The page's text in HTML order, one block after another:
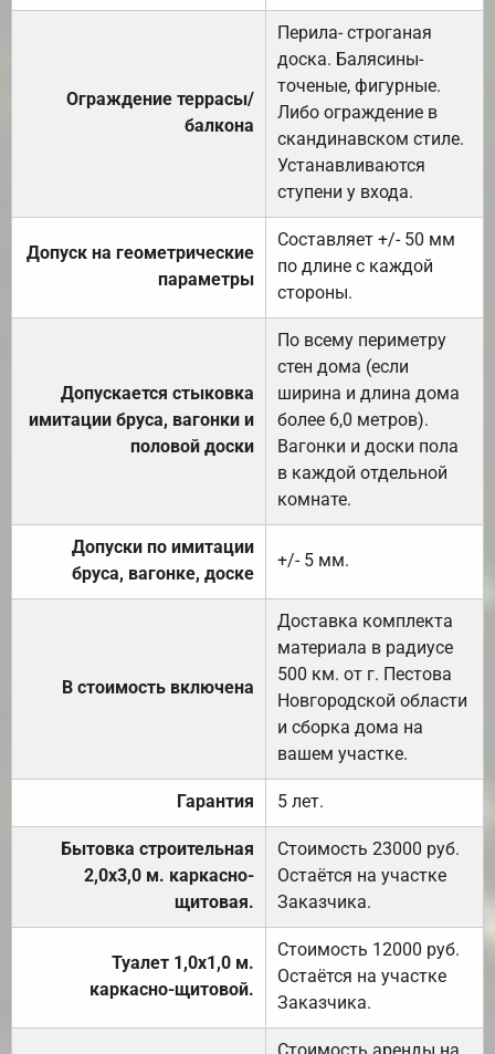
Ограждение террасы/
балкона
Перила- строганая
доска. Балясины-
точеные, фигурные.
Либо ограждение в
скандинавском стиле.
Устанавливаются
ступени у входа.
Допуск на геометрические
параметры
Составляет +/- 50 мм
по длине с каждой
стороны.
Допускается стыковка
имитации бруса, вагонки и
половой доски
По всему периметру
стен дома (если
ширина и длина дома
более 6,0 метров).
Вагонки и доски пола
в каждой отдельной
комнате.
Допуски по имитации
бруса, вагонке, доске
+/- 5 мм.
В стоимость включена
Доставка комплекта
материала в радиусе
500 км. от г. Пестова
Новгородской области
и сборка дома на
вашем участке.
Гарантия 5 лет.
Бытовка строительная
2,0х3,0 м. каркасно-
щитовая.
Стоимость 23000 руб.
Остаётся на участке
Заказчика.
Туалет 1,0х1,0 м.
каркасно-щитовой.
Стоимость 12000 руб.
Остаётся на участке
Заказчика.
Стоимость аренды на